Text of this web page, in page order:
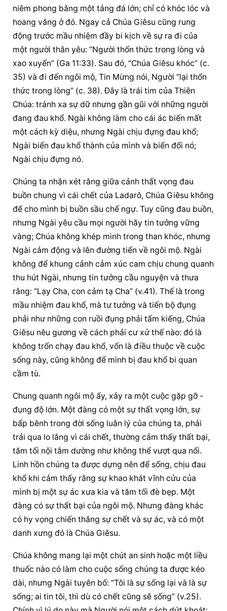
niêm phong bằng một tảng đá lớn; chỉ có khóc lóc và
hoang vắng ở đó. Ngay cả Chúa Giêsu cũng rung
động trước mầu nhiệm đầy bi kịch về sự ra đi của
một người thân yêu: “Người thổn thức trong lòng và
xao xuyến” (Ga 11:33). Sau đó, “Chúa Giêsu khóc” (c.
35) và đi đến ngôi mộ, Tin Mừng nói, Người “lại thổn
thức trong lòng” (c. 38). Đây là trái tim của Thiên
Chúa: tránh xa sự dữ nhưng gần gũi với những người
đang đau khổ. Ngài không làm cho cái ác biến mất
một cách kỳ diệu, nhưng Ngài chịu đựng đau khổ;
Ngài biến đau khổ thành của mình và biến đổi nó;
Ngài chịu đựng nó.
Chúng ta nhận xét rằng giữa cảnh thất vọng đau
buồn chung vì cái chết của Ladarô, Chúa Giêsu không
để cho mình bị buồn sầu chế ngự. Tuy cũng đau buồn,
nhưng Ngài yêu cầu mọi người hãy tin tưởng vững
vàng; Chúa không khép mình trong than khóc, nhưng
Ngài cảm động và lên đường tiến về ngôi mộ. Ngài
không để khung cảnh cảm xúc cam chịu chung quanh
thu hút Ngài, nhưng tin tưởng cầu nguyện và thưa
rằng: “Lạy Cha, con cảm tạ Cha” (v.41). Thế là trong
mầu nhiệm đau khổ, mà tư tưởng và tiến bộ đụng
phải như những con ruồi đụng phải tấm kiếng, Chúa
Giêsu nêu gương về cách phải cư xử thế nào: đó là
không trốn chạy đau khổ, vốn là điều thuộc về cuộc
sống này, cũng không để mình bị đau khổ bi quan
cầm tù.
Chung quanh ngôi mộ ấy, xảy ra một cuộc gặp gỡ -
đụng độ lớn. Một đàng có một sự thất vọng lớn, sự
bấp bênh trong đời sống luân lý của chúng ta, phải
trải qua lo lắng vì cái chết, thường cảm thấy thất bại,
tăm tối nội tâm dường như không thể vượt qua nổi.
Linh hồn chúng ta được dựng nên để sống, chịu đau
khổ khi cảm thấy rằng sự khao khát vĩnh cửu của
mình bị một sự ác xưa kia và tăm tối đè bẹp. Một
đàng có sự thất bại của ngôi mộ. Nhưng đàng khác
có hy vọng chiến thắng sự chết và sự ác, và có một
danh xưng đó là Chúa Giêsu.
Chúa không mang lại một chút an sinh hoặc một liều
thuốc nào có làm cho cuộc sống chúng ta được kéo
dài, nhưng Ngài tuyên bố: “Tôi là sự sống lại và là sự
sống; ai tin tôi, thì dù có chết cũng sẽ sống” (v.25).